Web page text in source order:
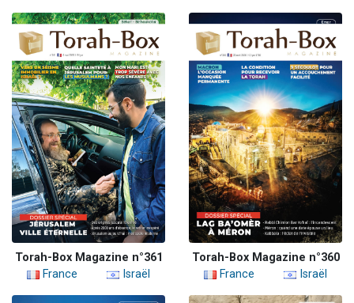
Torah-Box Magazine n°361
France
Israël
Torah-Box Magazine n°360
France
Israël